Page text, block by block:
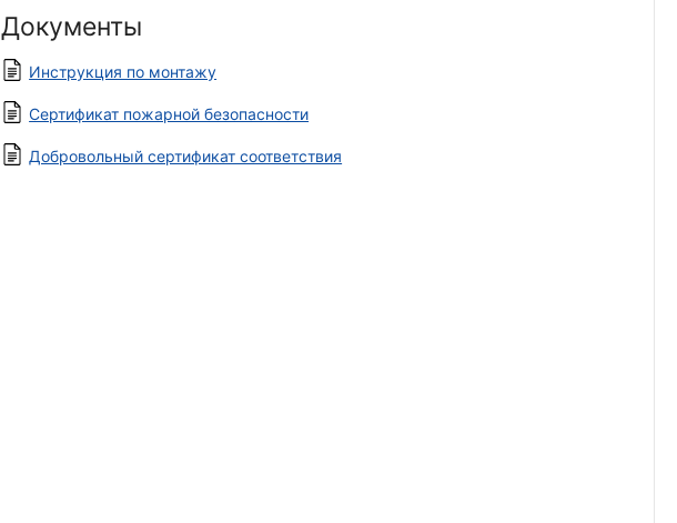
Документы
Инструкция по монтажу
Сертификат пожарной безопасности
Добровольный сертификат соответствия